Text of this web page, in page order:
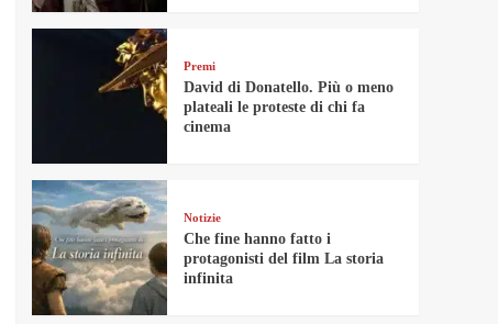
Premi
David di Donatello. Più o meno
plateali le proteste di chi fa
cinema
Notizie
Che fine hanno fatto i
protagonisti del film La storia
infinita